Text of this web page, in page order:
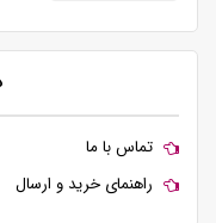
تماس با ما
راهنمای خرید و ارسال